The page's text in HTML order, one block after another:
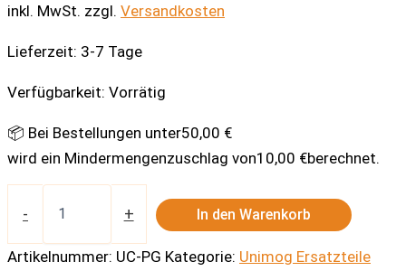
inkl. MwSt. zzgl. Versandkosten
Lieferzeit: 3-7 Tage
Verfügbarkeit: Vorrätig
📦 Bei Bestellungen unter50,00 €
wird ein Mindermengenzuschlag von10,00 €berechnet.
- + In den Warenkorb
Artikelnummer: UC-PG Kategorie: Unimog Ersatzteile